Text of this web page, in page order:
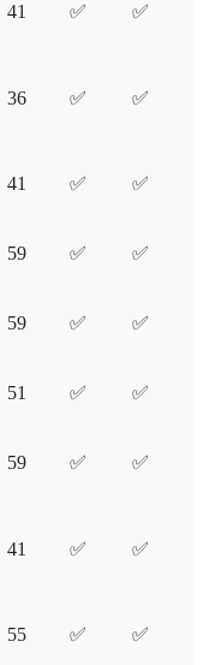
41 ✅ ✅
36 ✅ ✅
41 ✅ ✅
59 ✅ ✅
59 ✅ ✅
51 ✅ ✅
59 ✅ ✅
41 ✅ ✅
55 ✅ ✅